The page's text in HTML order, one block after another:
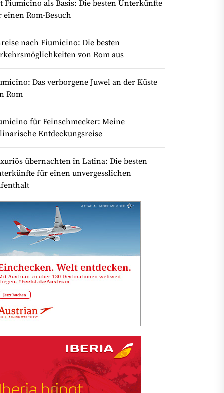
Fiumicino als Basis: Die besten Unterkünfte
einen Rom-Besuch
nach Fiumicino: Die besten
von Rom aus
Das verborgene Juwel an der Küste
Rom
für Feinschmecker: Meine
Entdeckungsreise
übernachten in Latina: Die besten
für einen unvergesslichen